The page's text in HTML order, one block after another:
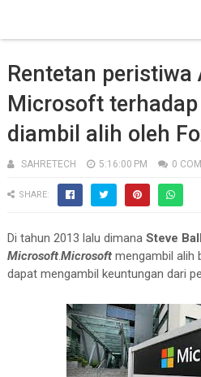
Rentetan peristiwa
Microsoft
diambil alih oleh
SAHRETECH 5:16:00 PM 0
SHARE:
Di tahun 2013 lalu dimana Steve
Microsoft.Microsoftmengambil alih
dapat mengambil keuntungan dari